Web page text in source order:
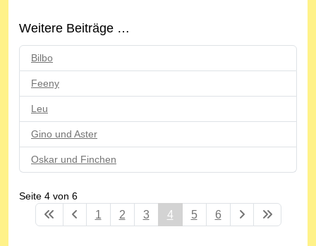
Weitere Beiträge …
Bilbo
Feeny
Leu
Gino und Aster
Oskar und Finchen
Seite 4 von 6
1 2 3 4 5 6